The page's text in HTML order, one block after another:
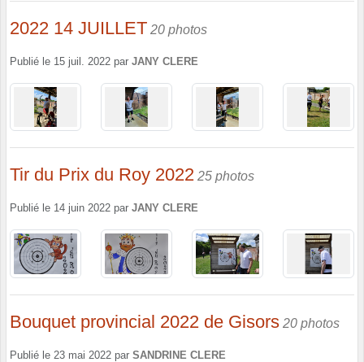
2022 14 JUILLET 20 photos
Publié le 15 juil. 2022 par JANY CLERE
Tir du Prix du Roy 2022 25 photos
Publié le 14 juin 2022 par JANY CLERE
Bouquet provincial 2022 de Gisors 20 photos
Publié le 23 mai 2022 par SANDRINE CLERE